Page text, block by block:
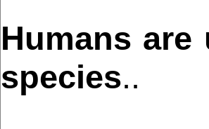
Humans
species..